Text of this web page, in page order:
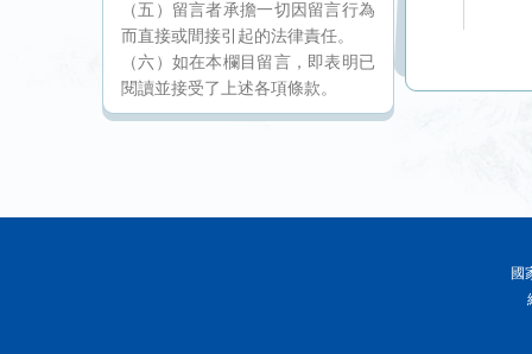
（五）留言者承擔一切因留言行為
而直接或間接引起的法律責任。
（六）如在本欄目留言，即表明已
閱讀並接受了上述各項條款。
國